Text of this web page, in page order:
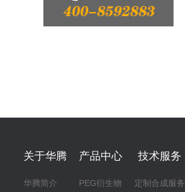
关于华腾
华腾简介
产品中心
PEG衍生物
技术服务
定制合成服务